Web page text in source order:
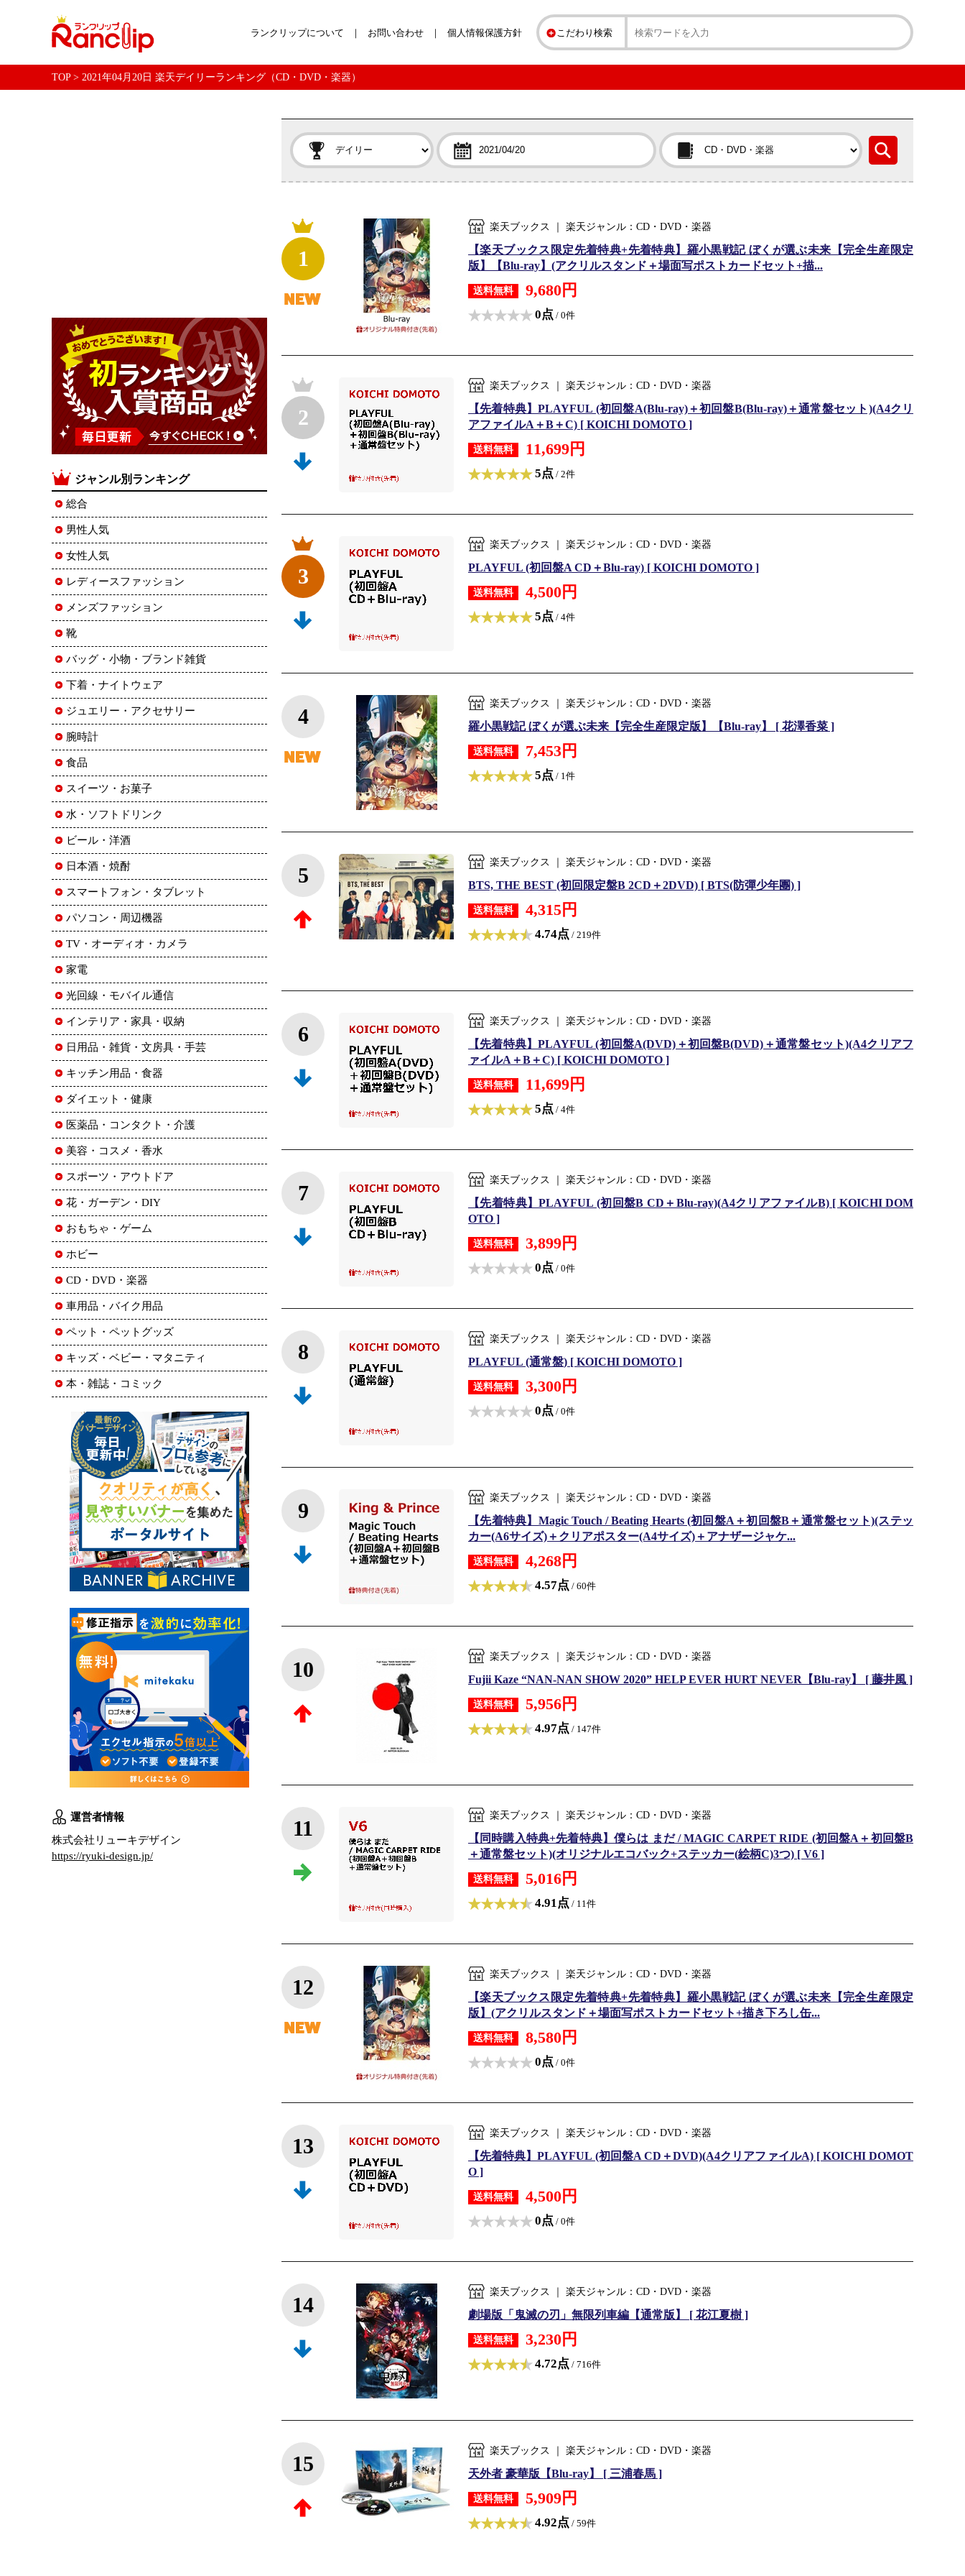
こだわり検索
ランクリップについて お問い合わせ 個人情報保護方針
TOP> 2021年04月20日 楽天デイリーランキング（CD・DVD・楽器）
1
楽天ブックス ｜ 楽天ジャンル：CD・DVD・楽器
【楽天ブックス限定先着特典+先着特典】羅小黒戦記 ぼくが選ぶ未来【完全生産限定
版】【Blu-ray】(アクリルスタンド＋場面写ポストカードセット+描...
送料無料 9,680円
0点 / 0件
2
楽天ブックス ｜ 楽天ジャンル：CD・DVD・楽器
【先着特典】PLAYFUL (初回盤A(Blu-ray)＋初回盤B(Blu-ray)＋通常盤セット)(A4クリ
アファイルA＋B＋C) [ KOICHI DOMOTO ]
送料無料 11,699円
5点 / 2件
3
楽天ブックス ｜ 楽天ジャンル：CD・DVD・楽器
PLAYFUL (初回盤A CD＋Blu-ray) [ KOICHI DOMOTO ]
送料無料 4,500円
5点 / 4件
4
楽天ブックス ｜ 楽天ジャンル：CD・DVD・楽器
羅小黒戦記 ぼくが選ぶ未来【完全生産限定版】【Blu-ray】 [ 花澤香菜 ]
送料無料 7,453円
5点 / 1件
5
楽天ブックス ｜ 楽天ジャンル：CD・DVD・楽器
BTS, THE BEST (初回限定盤B 2CD＋2DVD) [ BTS(防彈少年團) ]
送料無料 4,315円
4.74点 / 219件
6
楽天ブックス ｜ 楽天ジャンル：CD・DVD・楽器
【先着特典】PLAYFUL (初回盤A(DVD)＋初回盤B(DVD)＋通常盤セット)(A4クリアフ
ァイルA＋B＋C) [ KOICHI DOMOTO ]
送料無料 11,699円
5点 / 4件
7
楽天ブックス ｜ 楽天ジャンル：CD・DVD・楽器
【先着特典】PLAYFUL (初回盤B CD＋Blu-ray)(A4クリアファイルB) [ KOICHI DOM
OTO ]
送料無料 3,899円
0点 / 0件
8
楽天ブックス ｜ 楽天ジャンル：CD・DVD・楽器
PLAYFUL (通常盤) [ KOICHI DOMOTO ]
送料無料 3,300円
0点 / 0件
9
楽天ブックス ｜ 楽天ジャンル：CD・DVD・楽器
【先着特典】Magic Touch / Beating Hearts (初回盤A＋初回盤B＋通常盤セット)(ステッ
カー(A6サイズ)＋クリアポスター(A4サイズ)＋アナザージャケ...
送料無料 4,268円
4.57点 / 60件
10
楽天ブックス ｜ 楽天ジャンル：CD・DVD・楽器
Fujii Kaze “NAN-NAN SHOW 2020” HELP EVER HURT NEVER【Blu-ray】 [ 藤井風 ]
送料無料 5,956円
4.97点 / 147件
11
楽天ブックス ｜ 楽天ジャンル：CD・DVD・楽器
【同時購入特典+先着特典】僕らは まだ / MAGIC CARPET RIDE (初回盤A＋初回盤B
＋通常盤セット)(オリジナルエコバック+ステッカー(絵柄C)3つ) [ V6 ]
送料無料 5,016円
4.91点 / 11件
12
楽天ブックス ｜ 楽天ジャンル：CD・DVD・楽器
【楽天ブックス限定先着特典+先着特典】羅小黒戦記 ぼくが選ぶ未来【完全生産限定
版】(アクリルスタンド＋場面写ポストカードセット+描き下ろし缶...
送料無料 8,580円
0点 / 0件
13
楽天ブックス ｜ 楽天ジャンル：CD・DVD・楽器
【先着特典】PLAYFUL (初回盤A CD＋DVD)(A4クリアファイルA) [ KOICHI DOMOT
O ]
送料無料 4,500円
0点 / 0件
14
楽天ブックス ｜ 楽天ジャンル：CD・DVD・楽器
劇場版「鬼滅の刃」無限列車編【通常版】 [ 花江夏樹 ]
送料無料 3,230円
4.72点 / 716件
15
楽天ブックス ｜ 楽天ジャンル：CD・DVD・楽器
天外者 豪華版【Blu-ray】 [ 三浦春馬 ]
送料無料 5,909円
4.92点 / 59件
ジャンル別ランキング
総合
男性人気
女性人気
レディースファッション
メンズファッション
靴
バッグ・小物・ブランド雑貨
下着・ナイトウェア
ジュエリー・アクセサリー
腕時計
食品
スイーツ・お菓子
水・ソフトドリンク
ビール・洋酒
日本酒・焼酎
スマートフォン・タブレット
パソコン・周辺機器
TV・オーディオ・カメラ
家電
光回線・モバイル通信
インテリア・家具・収納
日用品・雑貨・文房具・手芸
キッチン用品・食器
ダイエット・健康
医薬品・コンタクト・介護
美容・コスメ・香水
スポーツ・アウトドア
花・ガーデン・DIY
おもちゃ・ゲーム
ホビー
CD・DVD・楽器
車用品・バイク用品
ペット・ペットグッズ
キッズ・ベビー・マタニティ
本・雑誌・コミック
運営者情報
株式会社リューキデザイン
https://ryuki-design.jp/